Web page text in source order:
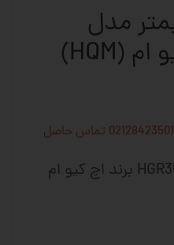
میلیمتر مدل
HGR35 برند اچ کیو ام (HQM)
برای استعلام قیمت با شماره تماس 02128423501 تماس حاصل